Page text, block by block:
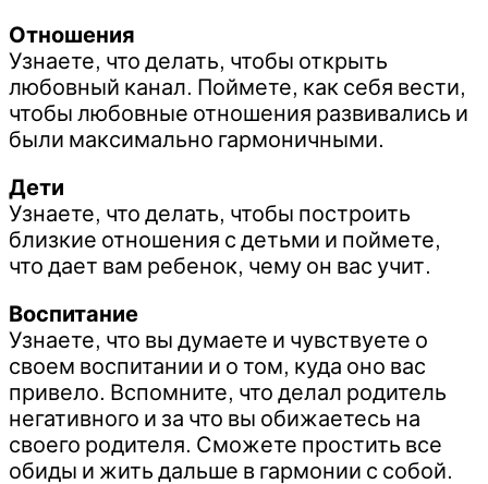
Отношения
Узнаете, что делать, чтобы открыть
любовный канал. Поймете, как себя вести,
чтобы любовные отношения развивались и
были максимально гармоничными.
Дети
Узнаете, что делать, чтобы построить
близкие отношения с детьми и поймете,
что дает вам ребенок, чему он вас учит.
Воспитание
Узнаете, что вы думаете и чувствуете о
своем воспитании и о том, куда оно вас
привело. Вспомните, что делал родитель
негативного и за что вы обижаетесь на
своего родителя. Сможете простить все
обиды и жить дальше в гармонии с собой.